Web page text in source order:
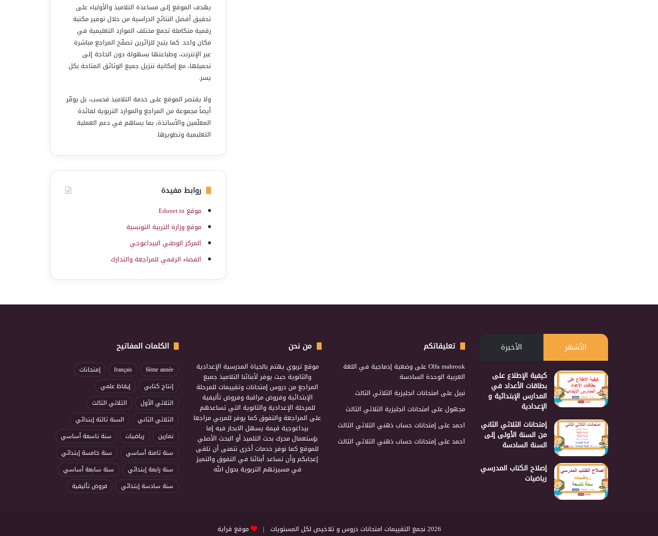
يهدف الموقع إلى مساعدة التلاميذ والأولياء على
تحقيق أفضل النتائج الدراسية من خلال توفير مكتبة
رقمية متكاملة تجمع مختلف الموارد التعليمية في
مكان واحد. كما يتيح للزائرين تصفّح المراجع مباشرة
عبر الإنترنت، وطباعتها بسهولة دون الحاجة إلى
تحميلها، مع إمكانية تنزيل جميع الوثائق المتاحة بكل
يسر.
ولا يقتصر الموقع على خدمة التلاميذ فحسب، بل يوفّر
أيضاً مجموعة من المراجع والموارد التربوية لفائدة
المعلّمين والأساتذة، بما يساهم في دعم العملية
التعليمية وتطويرها.
روابط مفيدة
موقع Edunet.tn
موقع وزارة التربية التونسية
المركز الوطني البيداغوجي
الفضاء الرقمي للمراجعة والتدارك
الأشهر الأخيرة
كيفية الإطلاع على
بطاقات الأعداد في
المدارس الإبتدائية و
الإعدادية
إمتحانات الثلاثي الثاني
من السنة الأولى إلى
السنة السادسة
إصلاح الكتاب المدرسي
رياضيات
تعليقاتكم
Olfa mahroukعلىوضعية إدماجية في اللغة
العربية الوحدة السادسة
نبيلعلى امتحانات انجليزية الثلاثي الثالث
مجهولعلى امتحانات انجليزية الثلاثي الثالث
احمدعلى إمتحانات حساب ذهني الثلاثي الثالث
احمدعلى إمتحانات حساب ذهني الثلاثي الثالث
من نحن
موقع تربوي يهتم بالحياة المدرسية الإعدادية
والثانوية حيث يوفر لأبنائنا التلاميذ جميع
المراجع من دروس إمتحانات وتقييمات للمرحلة
الإبتدائية وفروض مراقبة وفروض تأليفية
للمرحلة الإعدادية والثانوية التي تساعدهم
على المراجعة والتفوق كما يوفر للمربي مراجعا
بيداغوجية قيمة يسهل الابحار فيه إما
بإستعمال محرك بحث التلميذ أو البحث الأصلي
للموقع كما نوفر خدمات أخرى نتمنى أن تلقى
إعجابكم وأن تساعد أبنائنا في التفوق والتميز
في مسيرتهم التربوية بحول الله
الكلمات المفاتيح
6ème année
français
إمتحانات
إنتاج كتابي
إيقاظ علمي
الثلاثي الأول
الثلاثي الثالث
الثلاثي الثاني
السنة ثالثة إبتدائي
تمارين
رياضيات
سنة تاسعة أساسي
سنة ثامنة أساسي
سنة خامسة إبتدائي
سنة رابعة إبتدائي
سنة سابعة أساسي
سنة سادسة إبتدائي
فروض تأليفية
2026 نجمع التقييمات امتحانات دروس و تلاخيص لكل المستويات | موقع قراية